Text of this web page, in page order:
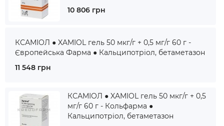
10 806 грн
КСАМІОЛ ● XAMIOL гель 50 мкг/г + 0,5 мг/г 60 г -
Європейська Фарма ● Кальципотріол, бетаметазон
11 548 грн
КСАМІОЛ ● XAMIOL гель 50 мкг/г + 0,5
мг/г 60 г - Кольфарма ●
Кальципотріол, бетаметазон